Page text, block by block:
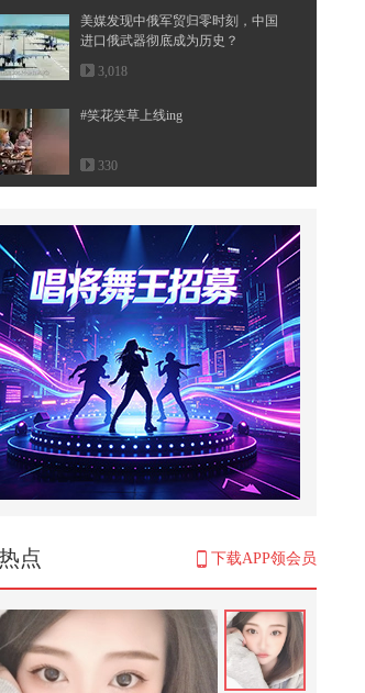
美媒发现中俄军贸归零时刻，中国
进口俄武器彻底成为历史？
3,018
#笑花笑草上线ing
330
你嘴硬，难道我就没有武器嘛
1,344
我不懂爱情的时候，就听《我爱
你》#我的音乐处方 @张朝阳 @音
乐狐...
577
来杯好茶摇一摇！好洗脑！#2026
关注流舞蹈大赛 @张朝阳 @KPOP
狐 @...
806
睡得少和睡得晚哪个更伤身体？看
冯小刚三顾茅庐请他出山救场、张
艺谋：姜文在他面前就像新兵蛋子
谁学生时代单曲循环过这首？评论
点 下载APP领会员